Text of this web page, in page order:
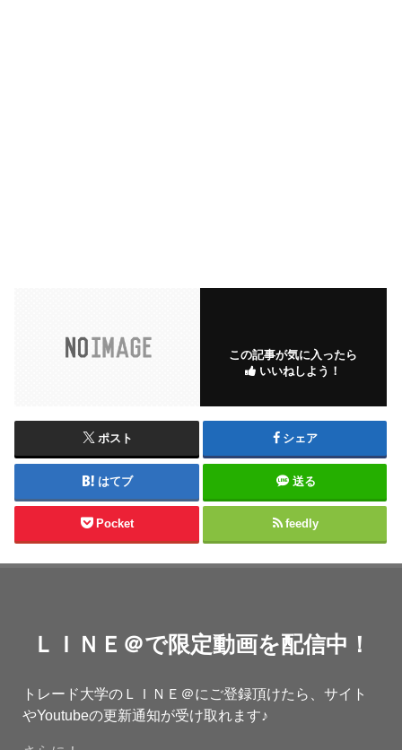
この記事が気に入ったら
いいねしよう！
ポスト シェア
はてブ 送る
Pocket feedly
ＬＩＮＥ＠で限定動画を配信中！
トレード大学のＬＩＮＥ＠にご登録頂けたら、サイト
やYoutubeの更新通知が受け取れます♪